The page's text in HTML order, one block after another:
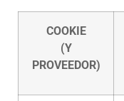
COOKIE
(Y
PROVEEDOR)